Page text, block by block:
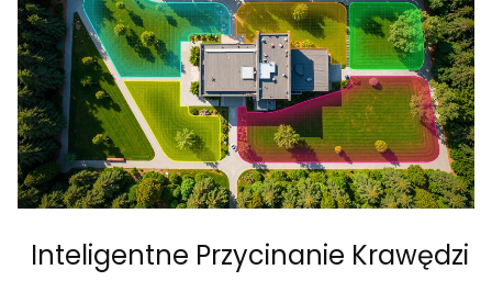
Inteligentne Przycinanie Krawędzi